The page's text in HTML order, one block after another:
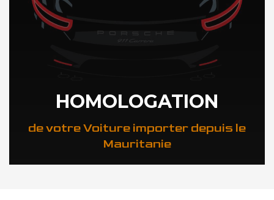
HOMOLOGATION
de votre Voiture importer depuis le
Mauritanie